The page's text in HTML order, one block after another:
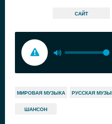
САЙТ
МИРОВАЯ МУЗЫКА РУССКАЯ
ШАНСОН